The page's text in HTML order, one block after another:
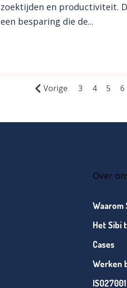
zoektijden en productiviteit.
een besparing die de...
Vorige 3 4 5 6
Over
Waarom
Het Sibi
Cases
Werken